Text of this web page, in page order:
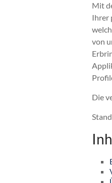
Mit
Ihrer
von
Die